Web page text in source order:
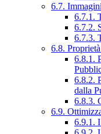
6.7.
6.7.1.
6.7.2.
6.7.3.
6.8.
6.8.1.
6.8.2.
dalla
6.8.3.
6.9.
6.9.1.